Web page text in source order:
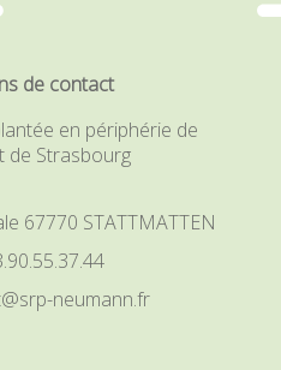
de contact
en périphérie de
de Strasbourg
67770 STATTMATTEN
neumann.fr